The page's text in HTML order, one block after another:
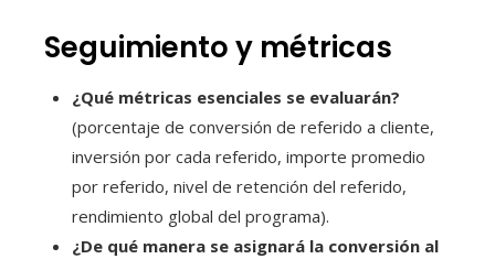
Seguimiento y métricas
¿Qué métricas esenciales se evaluarán?
(porcentaje de conversión de referido a cliente,
inversión por cada referido, importe promedio
por referido, nivel de retención del referido,
rendimiento global del programa).
¿De qué manera se asignará la conversión al